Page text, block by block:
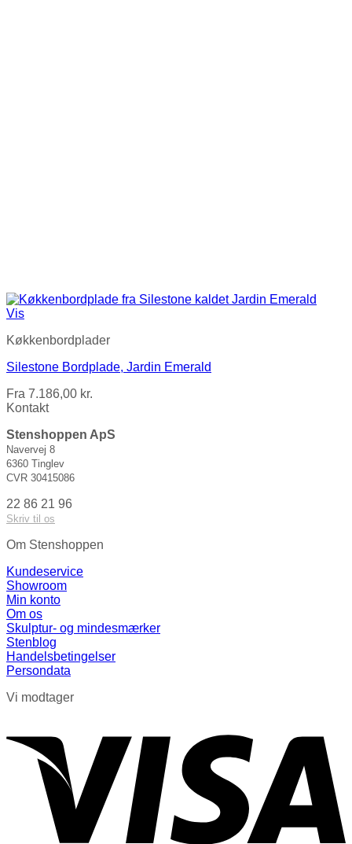
Vis
Køkkenbordplader
Silestone Bordplade, Jardin Emerald
Fra 7.186,00 kr.
Kontakt
Stenshoppen ApS
Navervej 8
6360 Tinglev
CVR 30415086
22 86 21 96
Skriv til os
Om Stenshoppen
Kundeservice
Showroom
Min konto
Om os
Skulptur- og mindesmærker
Stenblog
Handelsbetingelser
Persondata
Vi modtager